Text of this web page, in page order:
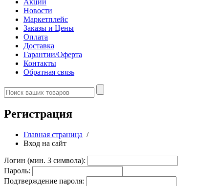
Акции
Новости
Маркетплейс
Заказы и Цены
Оплата
Доставка
Гарантии/Оферта
Контакты
Обратная связь
Регистрация
Главная страница /
Вход на сайт
Логин (мин. 3 символа):
Пароль:
Подтверждение пароля: